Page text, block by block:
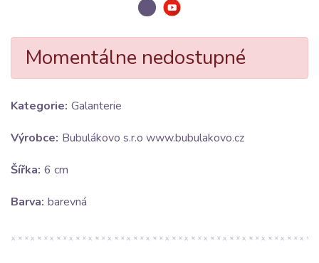
Momentálne nedostupné
Kategorie: Galanterie
Výrobce: Bubulákovo s.r.o www.bubulakovo.cz
Šířka: 6 cm
Barva: barevná